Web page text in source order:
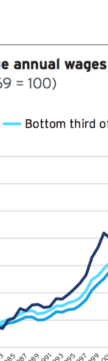
Chi Siamo